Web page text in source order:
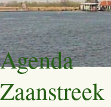
Ga
naar
de
inhoud
Agenda
Zaanstreek